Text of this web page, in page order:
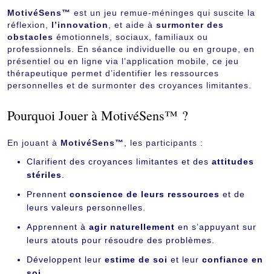
MotivéSens™ est un jeu remue-méninges qui suscite la
réflexion, l’innovation, et aide à surmonter des
obstacles émotionnels, sociaux, familiaux ou
professionnels. En séance individuelle ou en groupe, en
présentiel ou en ligne via l’application mobile, ce jeu
thérapeutique permet d’identifier les ressources
personnelles et de surmonter des croyances limitantes.
Pourquoi Jouer à MotivéSens™ ?
En jouant à MotivéSens™, les participants :
Clarifient des croyances limitantes et des attitudes
stériles.
Prennent conscience de leurs ressources et de
leurs valeurs personnelles.
Apprennent à agir naturellement en s’appuyant sur
leurs atouts pour résoudre des problèmes.
Développent leur estime de soi et leur confiance en